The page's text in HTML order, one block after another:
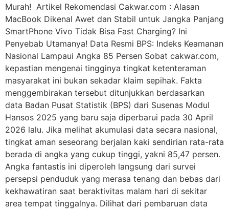
Murah! Artikel Rekomendasi Cakwar.com : Alasan
MacBook Dikenal Awet dan Stabil untuk Jangka Panjang
SmartPhone Vivo Tidak Bisa Fast Charging? Ini
Penyebab Utamanya! Data Resmi BPS: Indeks Keamanan
Nasional Lampaui Angka 85 Persen Sobat cakwar.com,
kepastian mengenai tingginya tingkat ketenteraman
masyarakat ini bukan sekadar klaim sepihak. Fakta
menggembirakan tersebut ditunjukkan berdasarkan
data Badan Pusat Statistik (BPS) dari Susenas Modul
Hansos 2025 yang baru saja diperbarui pada 30 April
2026 lalu. Jika melihat akumulasi data secara nasional,
tingkat aman seseorang berjalan kaki sendirian rata-rata
berada di angka yang cukup tinggi, yakni 85,47 persen.
Angka fantastis ini diperoleh langsung dari survei
persepsi penduduk yang merasa tenang dan bebas dari
kekhawatiran saat beraktivitas malam hari di sekitar
area tempat tinggalnya. Dilihat dari pembaruan data